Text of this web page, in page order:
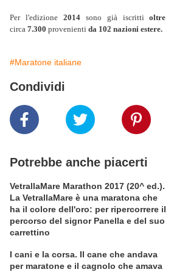
Per l'edizione 2014sono già iscrittioltre
circa 7.300 provenienti da 102 nazioni estere.
#Maratone italiane
Condividi
Potrebbe anche piacerti
VetrallaMare Marathon 2017 (20^ ed.).
La VetrallaMare è una maratona che
ha il colore dell'oro: per ripercorrere il
percorso del signor Panella e del suo
carrettino
I cani e la corsa. Il cane che andava
per maratone e il cagnolo che amava